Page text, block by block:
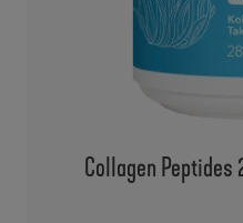
Collagen Peptides